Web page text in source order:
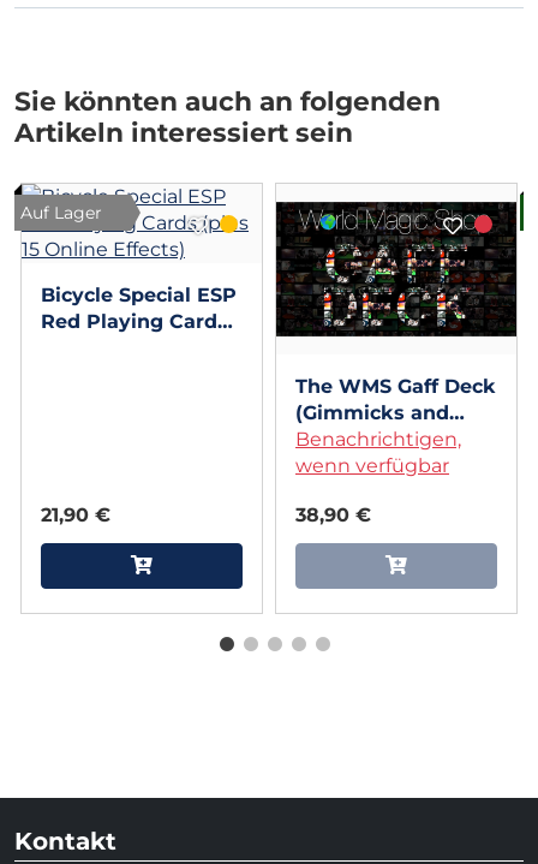
Sie könnten auch an folgenden
Artikeln interessiert sein
Auf Lager
Bicycle Special ESP
Red Playing Cards
21,90 €
The WMS Gaff Deck
(Gimmicks and
Online Instructions)
Benachrichtigen,
wenn verfügbar
38,90 €
Kontakt